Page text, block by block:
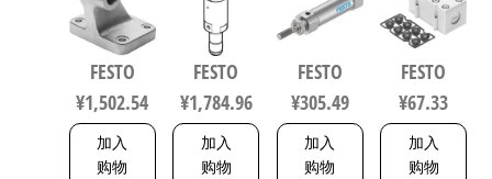
9038
FESTO
¥1,502.54
加入
购物
合ISO 8573-
1:2010
1320832
FESTO
¥1,784.96
加入
购物
40mm 缸径
ISO 6432 /
CETOP RP 52
P 5216093
FESTO
¥305.49
加入
购物
FESTO
¥67.33
加入
购物